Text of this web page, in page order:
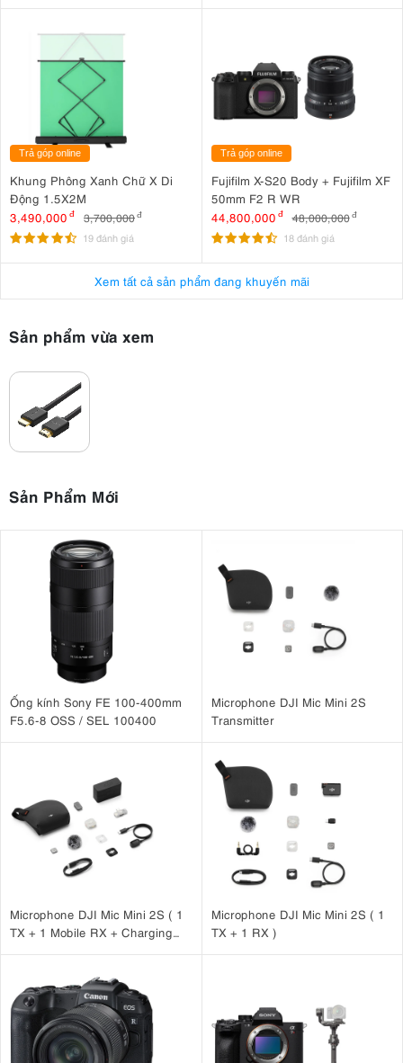
Trả góp online
Khung Phông Xanh Chữ X Di
Động 1.5X2M
3,490,000 đ 3,700,000đ
19 đánh giá
Trả góp online
Fujifilm X-S20 Body + Fujifilm XF
50mm F2 R WR
44,800,000 đ 48,000,000 đ
18 đánh giá
Xem tất cả sản phẩm đang khuyến mãi
Sản phẩm vừa xem
Sản Phẩm Mới
Ống kính Sony FE 100-400mm
F5.6-8 OSS / SEL 100400
Microphone DJI Mic Mini 2S
Transmitter
Microphone DJI Mic Mini 2S ( 1
TX + 1 Mobile RX + Charging
Microphone DJI Mic Mini 2S ( 1
TX + 1 RX )